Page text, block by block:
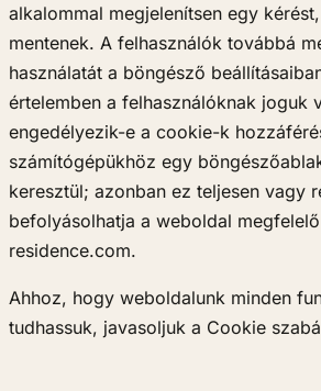
alkalommal megjelenítsen egy
mentenek. A felhasználók továbbá
használatát a böngésző
értelemben a felhasználóknak joguk
engedélyezik-e a cookie-k
számítógépükhöz egy
keresztül; azonban ez teljesen vagy
befolyásolhatja a weboldal
residence.com.
Ahhoz, hogy weboldalunk minden
tudhassuk, javasoljuk a Cookie